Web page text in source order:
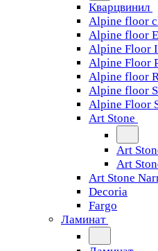
Кварцвинил
Alpine floor
Alpine floor
Alpine Floor
Alpine Floor
Alpine floor
Alpine floor
Alpine Floor
Art Stone
Art
Art
Art Stone
Decoria
Fargo
Ламинат